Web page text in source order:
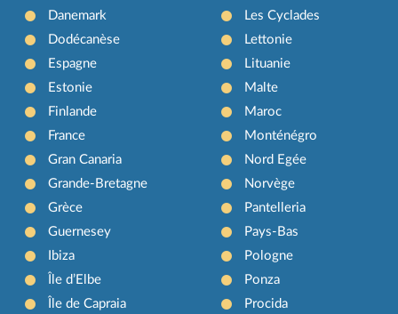
Danemark
Dodécanèse
Espagne
Estonie
Finlande
France
Gran Canaria
Grande-Bretagne
Grèce
Guernesey
Ibiza
Île d’Elbe
Île de Capraia
Les Cyclades
Lettonie
Lituanie
Malte
Maroc
Monténégro
Nord Egée
Norvège
Pantelleria
Pays-Bas
Pologne
Ponza
Procida